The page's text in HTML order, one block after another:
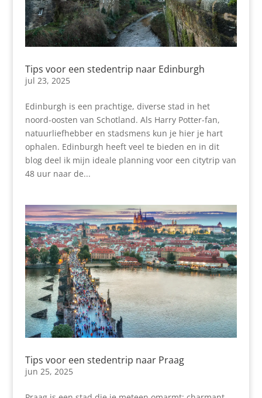
Tips voor een stedentrip naar Edinburgh
jul 23, 2025
Edinburgh is een prachtige, diverse stad in het
noord-oosten van Schotland. Als Harry Potter-fan,
natuurliefhebber en stadsmens kun je hier je hart
ophalen. Edinburgh heeft veel te bieden en in dit
blog deel ik mijn ideale planning voor een citytrip van
48 uur naar de...
Tips voor een stedentrip naar Praag
jun 25, 2025